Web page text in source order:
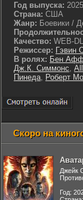
Год выпуска: 2025
Страна: США
Жанр: Боевики /
Качество: WEB-DL
Режиссер: Гэвин
В ролях: Бен
Дж.К. Симмонс,
Пинеда, Роберт
Скоро на
Джейк
Год: